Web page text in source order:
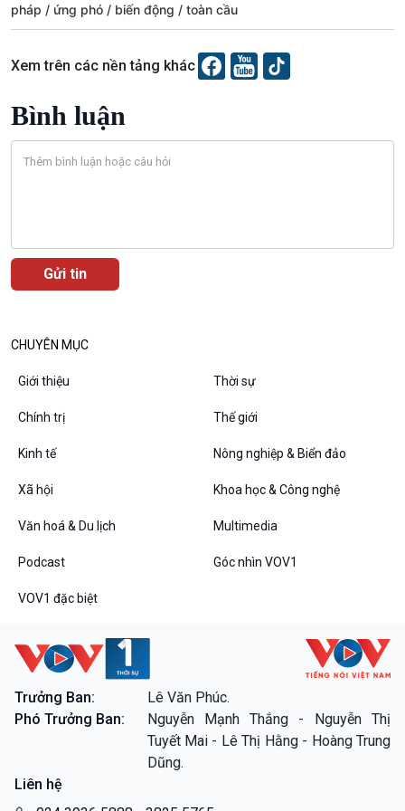
Tài nguyên và Môi trường
Chuyên gia của bạn
Bước chân đến trường
khí hậu
Câu chuyện Thể thao
Góc nhìn VOV1
10 phút Sự kiện - Luận bàn
Dòng chảy sự kiện
Đối thoại
Chuyện đêm
VOV1 đặc biệt
Thanh âm ký sự
Chân dung cuộc sống
Các chương trình đặc biệt
pháp
ứng phó biến động toàn cầu
Xem trên các nền tảng khác
Bình luận
CHUYÊN MỤC
Giới thiệu Thời sự
Chính trị Thế giới
Kinh tế Nông nghiệp & Biển đảo
Xã hội Khoa học & Công nghệ
Văn hoá & Du lịch Multimedia
Podcast Góc nhìn VOV1
VOV1 đặc biệt
Trưởng Ban:
Lê Văn Phúc.
Phó Trưởng Ban:
Nguyễn Mạnh Thắng - Nguyễn Thị
Tuyết Mai - Lê Thị Hằng - Hoàng Trung
Dũng.
Liên hệ